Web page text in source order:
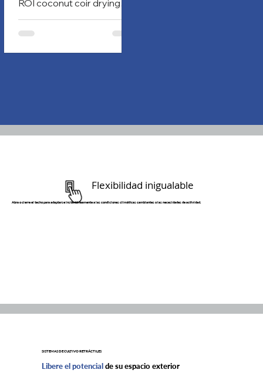
Flexibilidad inigualable
Abra o cierre el techo para adaptarse instantáneamente a las condiciones climáticas cambiantes o las necesidades de actividad.
ROI coconut coir drying
with Cravo Retractable
Roof Houses versus Fixed
SISTEMAS DE CULTIVO RETRÁCTILES
Libere el potencialde su espacio exterior